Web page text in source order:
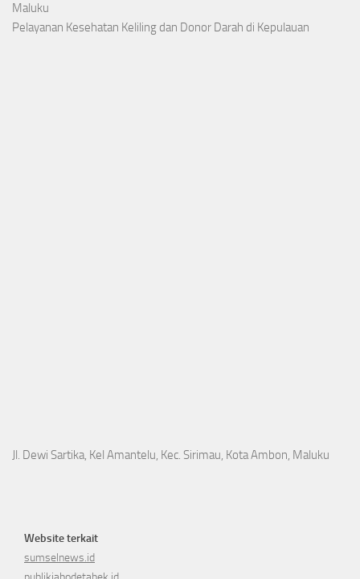
Maluku
Pelayanan Kesehatan Keliling dan Donor Darah di Kepulauan
Jl. Dewi Sartika, Kel Amantelu, Kec. Sirimau, Kota Ambon, Maluku
Website terkait
sumselnews.id